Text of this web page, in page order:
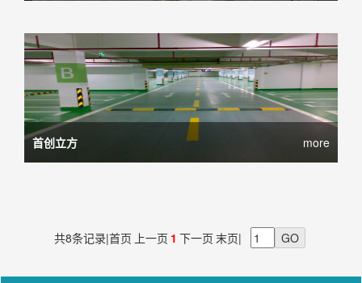
首创立方 more
共8条记录|首页 上一页 1 下一页 末页|